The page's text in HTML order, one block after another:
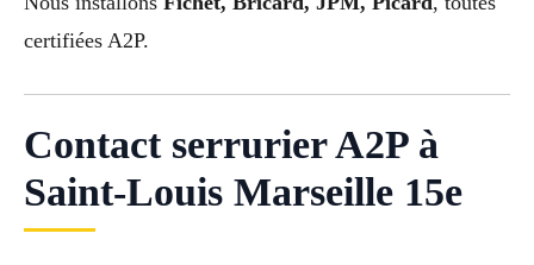
certifiées A2P.
Contact serrurier A2P à
Saint-Louis Marseille 15e